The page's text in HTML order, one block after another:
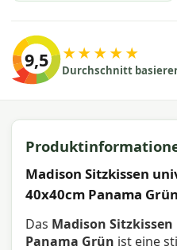
9,5 ★★★★★
Durchschnitt
Madison Sitzkissen
40x40cm Panama Grün
Das Madison Sitzkissen
Panama Grün ist eine